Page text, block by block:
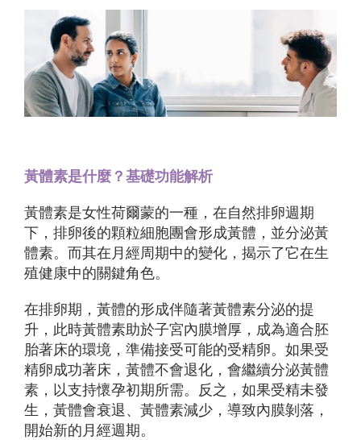
黃體素是什麼？基礎功能解析
黃體素是女性荷爾蒙的一種，在自然排卵週期
下，排卵後的顆粒細胞團會形成黃體，並分泌黃
體素。而其在月經周期中的變化，揭示了它在生
殖健康中的關鍵角色。
在排卵期，黃體的形成伴隨著黃體素分泌的提
升，此時黃體素助於子宮內膜增厚，成為適合胚
胎著床的環境，準備接受可能的受精卵。如果受
精卵成功著床，黃體不會退化，會繼續分泌黃體
素，以支持懷孕初期所需。反之，如果受精未發
生，黃體會衰退、黃體素減少，導致內膜剝落，
開始新的月經週期。